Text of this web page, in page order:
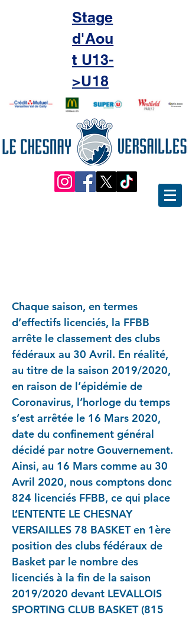
Stage
d'Aou
t U13-
>U18
Chaque saison, en termes
d’effectifs licenciés, la FFBB
arrête le classement des clubs
fédéraux au 30 Avril. En réalité,
au titre de la saison 2019/2020,
en raison de l’épidémie de
Coronavirus, l’horloge du temps
s’est arrêtée le 16 Mars 2020,
date du confinement général
décidé par notre Gouvernement.
Ainsi, au 16 Mars comme au 30
Avril 2020, nous comptons donc
824 licenciés FFBB, ce qui place
L’ENTENTE LE CHESNAY
VERSAILLES 78 BASKET en 1ère
position des clubs fédéraux de
Basket par le nombre des
licenciés à la fin de la saison
2019/2020 devant LEVALLOIS
SPORTING CLUB BASKET (815